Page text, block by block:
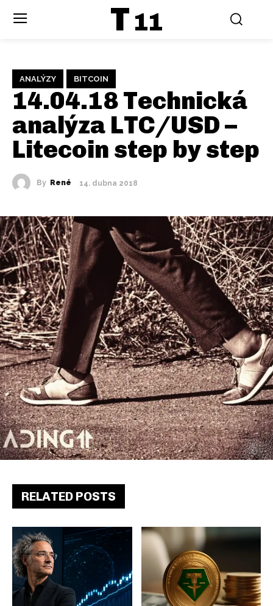
T 11
ANALÝZY BITCOIN
14.04.18 Technická
analýza LTC/USD –
Litecoin step by step
By René 14. dubna 2018
RELATED POSTS